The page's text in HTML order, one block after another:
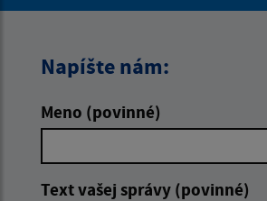
Napíšte nám:
Meno (povinné)
Text vašej správy (povinné)